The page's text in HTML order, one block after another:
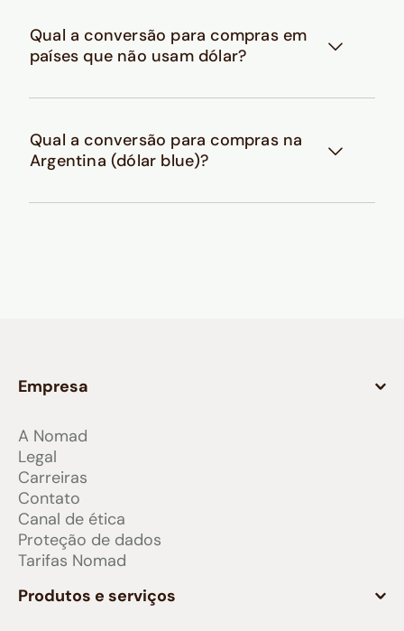
Qual a conversão para compras em
países que não usam dólar?
Qual a conversão para compras na
Argentina (dólar blue)?
Empresa
A Nomad
Legal
Carreiras
Contato
Canal de ética
Proteção de dados
Tarifas Nomad
Produtos e serviços